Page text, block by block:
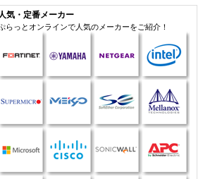
人気・定番メーカー
らっとオンラインで人気のメーカーをご紹介！